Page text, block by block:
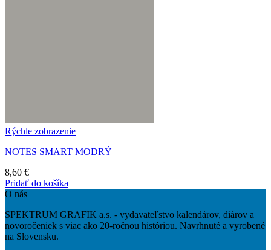
Rýchle zobrazenie
NOTES SMART MODRÝ
8,60 €
Pridať do košíka
O nás
SPEKTRUM GRAFIK a.s. - vydavateľstvo kalendárov, diárov a
novoročeniek s viac ako 20-ročnou históriou. Navrhnuté a vyrobené
na Slovensku.